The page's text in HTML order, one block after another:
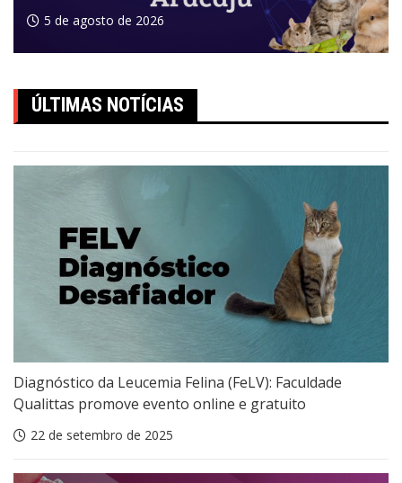
5 de agosto de 2026
ÚLTIMAS NOTÍCIAS
Diagnóstico da Leucemia Felina (FeLV): Faculdade
Qualittas promove evento online e gratuito
22 de setembro de 2025